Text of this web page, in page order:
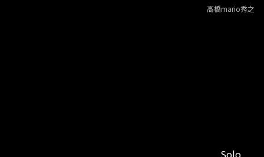
高橋mario秀之
Solo